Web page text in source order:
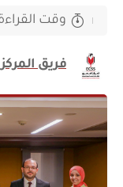
فريق المركز
وقت القراءة: 4 دقيقة